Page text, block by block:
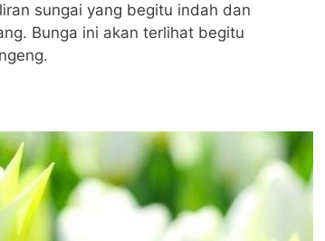
sungai yang begitu indah dan
Bunga ini akan terlihat begitu